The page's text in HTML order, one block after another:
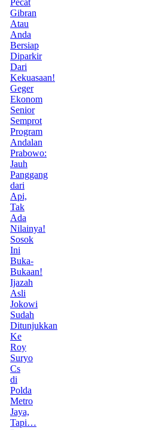
Gibran
Atau
Anda
Bersiap
Diparkir
Dari
Kekuasaan!
Geger
Ekonom
Senior
Semprot
Program
Andalan
Prabowo:
Jauh
Panggang
dari
Api,
Tak
Ada
Nilainya!
Sosok
Ini
Buka-
Bukaan!
Ijazah
Asli
Jokowi
Sudah
Ditunjukkan
Ke
Roy
Suryo
Cs
di
Polda
Metro
Jaya,
Tapi…